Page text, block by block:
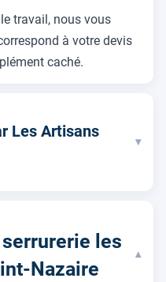
travail, nous vous
à votre devis
caché.
Les Artisans
▾
les
Nazaire
▾